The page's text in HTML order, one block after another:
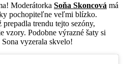
Moderátorka Soňa Skoncová má
pochopiteľne veľmi blízko.
trendu tejto sezóny,
vzory. Podobne výrazné šaty si
vyzerala skvelo!